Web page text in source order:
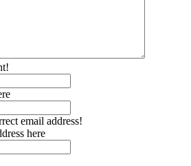
email address!
here